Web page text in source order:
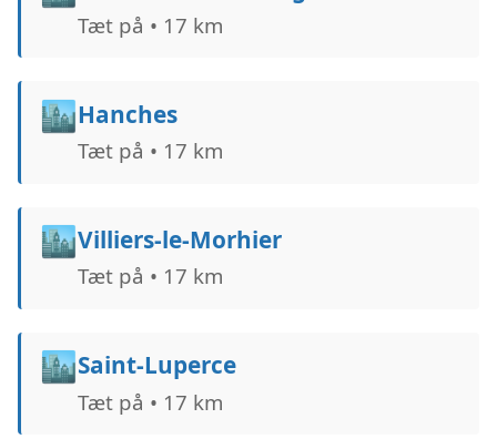
Tæt på • 17 km
🏙️Hanches
Tæt på • 17 km
🏙️Villiers-le-Morhier
Tæt på • 17 km
🏙️Saint-Luperce
Tæt på • 17 km